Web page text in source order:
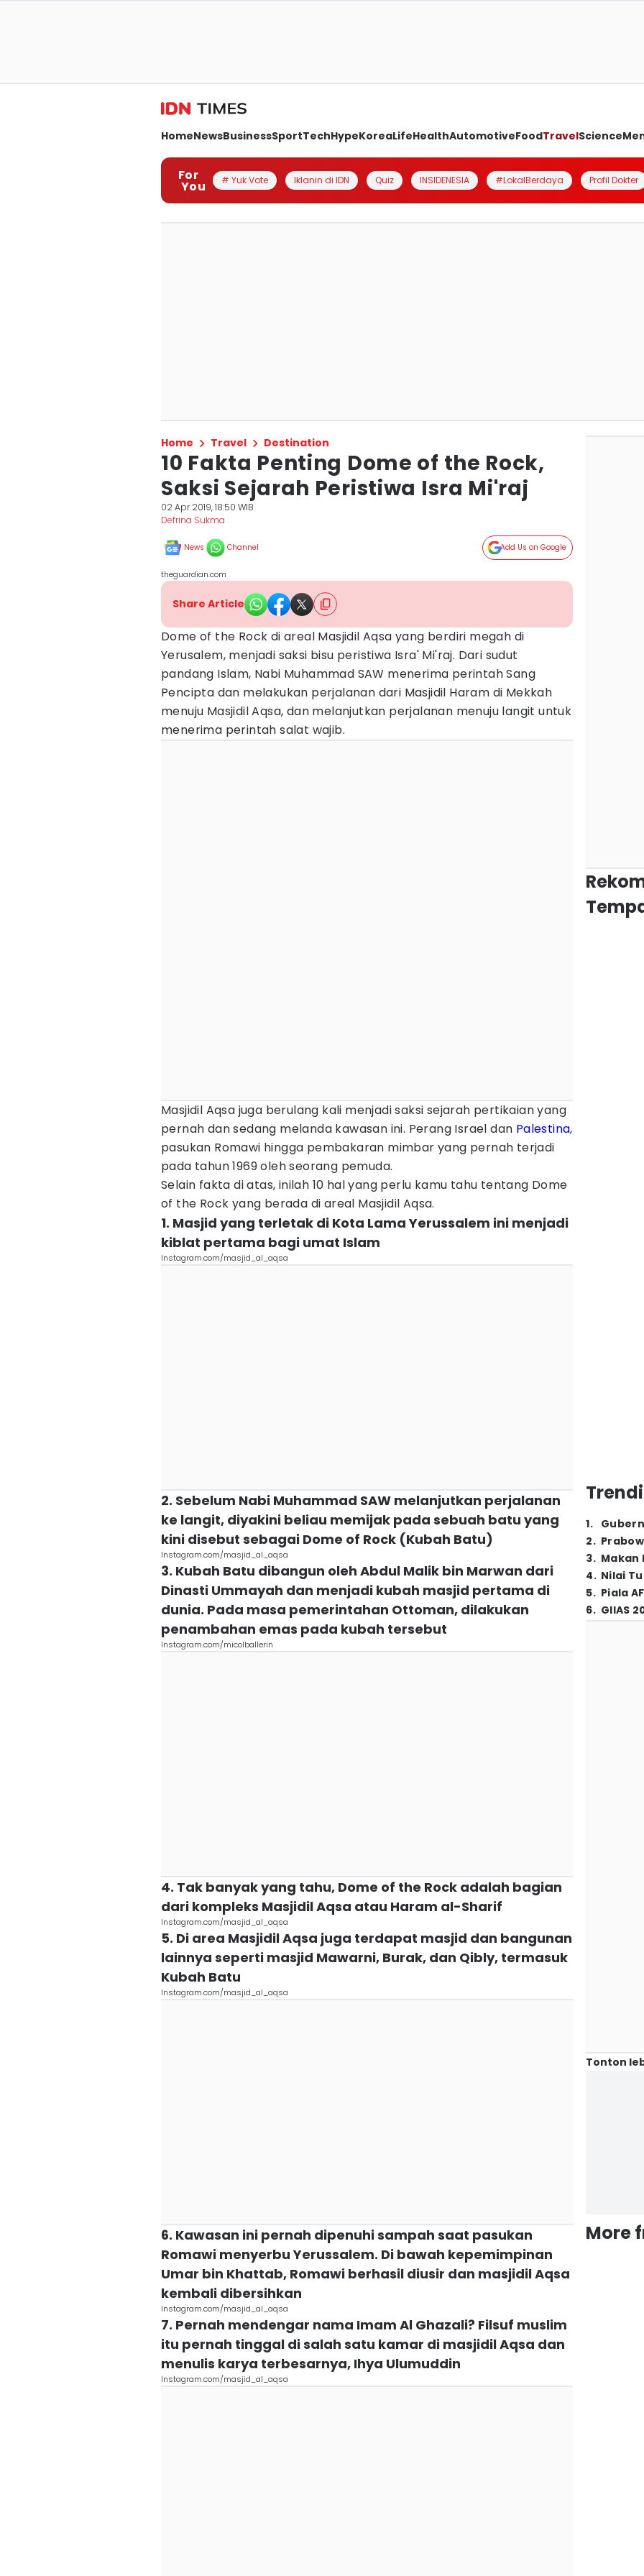
HomeNewsBusinessSportTechHypeKoreaLifeHealthAutomotiveFoodTravelScience
For
You # Yuk Vote Iklanin di IDN Quiz INSIDENESIA #LokalBerdaya Profil Dokter
Home Travel Destination
10 Fakta Penting Dome of the Rock,
Saksi Sejarah Peristiwa Isra Mi'raj
02 Apr 2019, 18:50 WIB
Defrina Sukma
News Channel Add Us on Google
theguardian.com
Share Article
Dome of the Rock di areal Masjidil Aqsa yang berdiri megah di
Yerusalem, menjadi saksi bisu peristiwa Isra' Mi'raj. Dari sudut
pandang Islam, Nabi Muhammad SAW menerima perintah Sang
Pencipta dan melakukan perjalanan dari Masjidil Haram di Mekkah
menuju Masjidil Aqsa, dan melanjutkan perjalanan menuju langit untuk
menerima perintah salat wajib.
Masjidil Aqsa juga berulang kali menjadi saksi sejarah pertikaian yang
pernah dan sedang melanda kawasan ini. Perang Israel dan Palestina,
pasukan Romawi hingga pembakaran mimbar yang pernah terjadi
pada tahun 1969 oleh seorang pemuda.
Selain fakta di atas, inilah 10 hal yang perlu kamu tahu tentang Dome
of the Rock yang berada di areal Masjidil Aqsa.
1. Masjid yang terletak di Kota Lama Yerussalem ini menjadi
kiblat pertama bagi umat Islam
Instagram.com/masjid_al_aqsa
2. Sebelum Nabi Muhammad SAW melanjutkan perjalanan
ke langit, diyakini beliau memijak pada sebuah batu yang
kini disebut sebagai Dome of Rock (Kubah Batu)
Instagram.com/masjid_al_aqsa
3. Kubah Batu dibangun oleh Abdul Malik bin Marwan dari
Dinasti Ummayah dan menjadi kubah masjid pertama di
dunia. Pada masa pemerintahan Ottoman, dilakukan
penambahan emas pada kubah tersebut
Instagram.com/micolballerin
4. Tak banyak yang tahu, Dome of the Rock adalah bagian
dari kompleks Masjidil Aqsa atau Haram al-Sharif
Instagram.com/masjid_al_aqsa
5. Di area Masjidil Aqsa juga terdapat masjid dan bangunan
lainnya seperti masjid Mawarni, Burak, dan Qibly, termasuk
Kubah Batu
Instagram.com/masjid_al_aqsa
6. Kawasan ini pernah dipenuhi sampah saat pasukan
Romawi menyerbu Yerussalem. Di bawah kepemimpinan
Umar bin Khattab, Romawi berhasil diusir dan masjidil Aqsa
kembali dibersihkan
Instagram.com/masjid_al_aqsa
7. Pernah mendengar nama Imam Al Ghazali? Filsuf muslim
itu pernah tinggal di salah satu kamar di masjidil Aqsa dan
menulis karya terbesarnya, Ihya Ulumuddin
Instagram.com/masjid_al_aqsa
1.
2.
3. Makan
4. Nilai
5. Piala
6. GIIAS
Tonton
More